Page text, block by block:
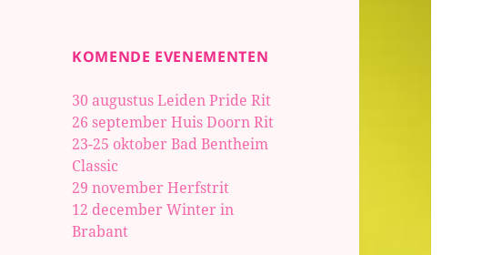
KOMENDE EVENEMENTEN
30 augustus Leiden Pride Rit
26 september Huis Doorn Rit
23-25 oktoberBad Bentheim
Classic
29 november Herfstrit
12 december Winter in
Brabant